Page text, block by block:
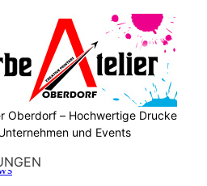
Oberdorf – Hochwertige Drucke
und Events